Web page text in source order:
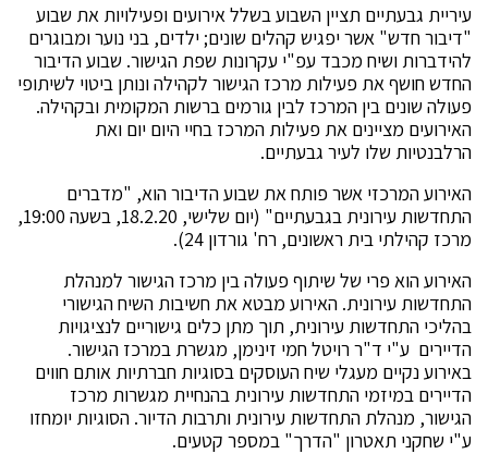
עיריית גבעתיים תציין השבוע בשלל אירועים ופעילויות את שבוע
"דיבור חדש" אשר יפגיש קהלים שונים; ילדים, בני נוער ומבוגרים
להידברות ושיח מכבד עפ"י עקרונות שפת הגישור. שבוע הדיבור
החדש חושף את פעילות מרכז הגישור לקהילה ונותן ביטוי לשיתופי
פעולה שונים בין המרכז לבין גורמים ברשות המקומית ובקהילה.
האירועים מציינים את פעילות המרכז בחיי היום יום ואת
הרלבנטיות שלו לעיר גבעתיים.
האירוע המרכזי אשר פותח את שבוע הדיבור הוא, "מדברים
התחדשות עירונית בגבעתיים" (יום שלישי, 18.2.20, בשעה 19:00,
מרכז קהילתי בית ראשונים, רח' גורדון 24).
האירוע הוא פרי של שיתוף פעולה בין מרכז הגישור למנהלת
התחדשות עירונית. האירוע מבטא את חשיבות השיח הגישורי
בהליכי התחדשות עירונית, תוך מתן כלים גישוריים לנציגויות
הדיירים ע"י ד"ר רויטל חמי זינימן, מגשרת במרכז הגישור.
באירוע נקיים מעגלי שיח העוסקים בסוגיות חברתיות אותם חווים
הדיירים במיזמי התחדשות עירונית בהנחיית מגשרות מרכז
הגישור, מנהלת התחדשות עירונית ותרבות הדיור. הסוגיות יומחזו
ע"י שחקני תאטרון "הדרך" במספר קטעים.